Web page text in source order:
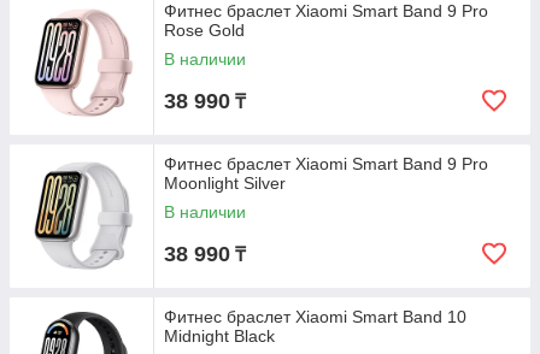
Фитнес браслет Xiaomi Smart Band 9 Pro
Rose Gold
В наличии
38 990 ₸
Фитнес браслет Xiaomi Smart Band 9 Pro
Moonlight Silver
В наличии
38 990 ₸
Фитнес браслет Xiaomi Smart Band 10
Midnight Black